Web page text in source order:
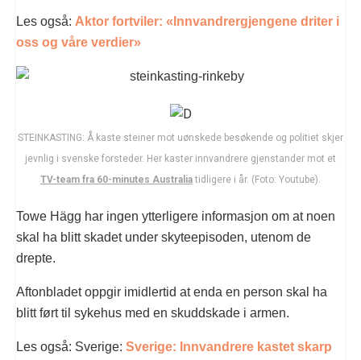
Les også: Aktor fortviler: «Innvandrergjengene driter i
oss og våre verdier»
STEINKASTING: Å kaste steiner mot uønskede besøkende og politiet skjer
jevnlig i svenske forsteder. Her kaster innvandrere gjenstander mot et
TV-team fra 60-minutes Australiatidligere i år. (Foto: Youtube).
Towe Hägg har ingen ytterligere informasjon om at noen
skal ha blitt skadet under skyteepisoden, utenom de
drepte.
Aftonbladet oppgir imidlertid at enda en person skal ha
blitt ført til sykehus med en skuddskade i armen.
Les også: Sverige: Sverige: Innvandrere kastet skarp